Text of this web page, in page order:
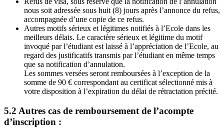
nous soit adressée sous huit (8) jours après l’annonce du refus,
accompagnée d’une copie de ce refus.
Autres motifs sérieux et légitimes notifiés à l’Ecole dans les
meilleurs délais. Le caractère sérieux et légitime du motif
invoqué par l’étudiant est laissé à l’appréciation de l’Ecole, au
regard des justificatifs transmis par l’étudiant en même temps
que sa notification d’annulation.
Les sommes versées seront remboursées à l’exception de la
somme de 90 € correspondant au certificat sélectionné mis à
votre disposition à l’expiration du délai de rétractation précité.
5.2 Autres cas de remboursement de l’acompte
d’inscription :